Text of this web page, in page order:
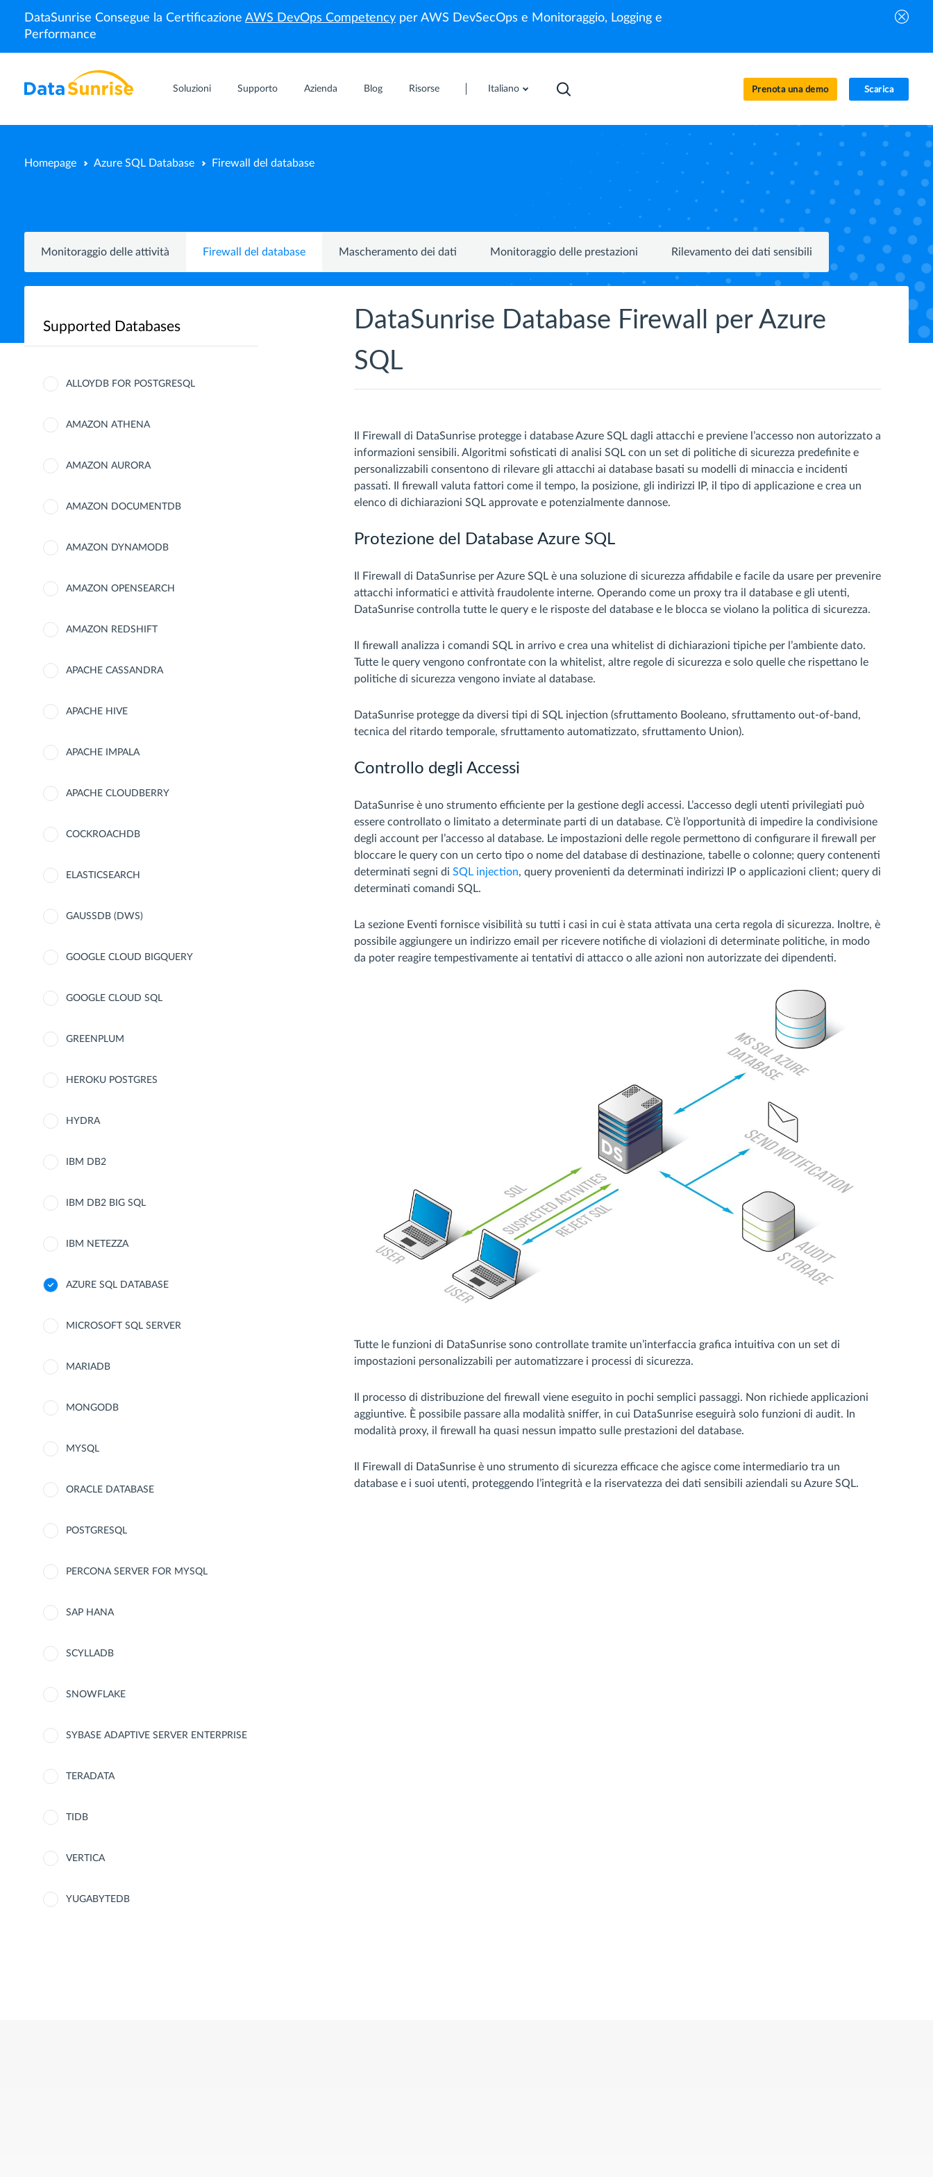
DataSunrise Consegue la Certificazione AWS DevOps Competency per AWS DevSecOps e Monitoraggio, Logging e
Performance
Soluzioni Supporto Azienda Blog Risorse Italiano Prenota una demo Scarica
Homepage Azure SQL Database Firewall del database
Monitoraggio delle attività Firewall del database Mascheramento dei dati Monitoraggio delle prestazioni Rilevamento dei dati sensibili
Supported Databases
ALLOYDB FOR POSTGRESQL
AMAZON ATHENA
AMAZON AURORA
AMAZON DOCUMENTDB
AMAZON DYNAMODB
AMAZON OPENSEARCH
AMAZON REDSHIFT
APACHE CASSANDRA
APACHE HIVE
APACHE IMPALA
APACHE CLOUDBERRY
COCKROACHDB
ELASTICSEARCH
GAUSSDB (DWS)
GOOGLE CLOUD BIGQUERY
GOOGLE CLOUD SQL
GREENPLUM
HEROKU POSTGRES
HYDRA
IBM DB2
IBM DB2 BIG SQL
IBM NETEZZA
AZURE SQL DATABASE
MICROSOFT SQL SERVER
MARIADB
MONGODB
MYSQL
ORACLE DATABASE
POSTGRESQL
PERCONA SERVER FOR MYSQL
SAP HANA
SCYLLADB
SNOWFLAKE
SYBASE ADAPTIVE SERVER ENTERPRISE
TERADATA
TIDB
VERTICA
YUGABYTEDB
DataSunrise Database Firewall per Azure
SQL
Il Firewall di DataSunrise protegge i database Azure SQL dagli attacchi e previene l’accesso non autorizzato a
informazioni sensibili. Algoritmi sofisticati di analisi SQL con un set di politiche di sicurezza predefinite e
personalizzabili consentono di rilevare gli attacchi ai database basati su modelli di minaccia e incidenti
passati. Il firewall valuta fattori come il tempo, la posizione, gli indirizzi IP, il tipo di applicazione e crea un
elenco di dichiarazioni SQL approvate e potenzialmente dannose.
Protezione del Database Azure SQL
Il Firewall di DataSunrise per Azure SQL è una soluzione di sicurezza affidabile e facile da usare per prevenire
attacchi informatici e attività fraudolente interne. Operando come un proxy tra il database e gli utenti,
DataSunrise controlla tutte le query e le risposte del database e le blocca se violano la politica di sicurezza.
Il firewall analizza i comandi SQL in arrivo e crea una whitelist di dichiarazioni tipiche per l’ambiente dato.
Tutte le query vengono confrontate con la whitelist, altre regole di sicurezza e solo quelle che rispettano le
politiche di sicurezza vengono inviate al database.
DataSunrise protegge da diversi tipi di SQL injection (sfruttamento Booleano, sfruttamento out-of-band,
tecnica del ritardo temporale, sfruttamento automatizzato, sfruttamento Union).
Controllo degli Accessi
DataSunrise è uno strumento efficiente per la gestione degli accessi. L’accesso degli utenti privilegiati può
essere controllato o limitato a determinate parti di un database. C’è l’opportunità di impedire la condivisione
degli account per l’accesso al database. Le impostazioni delle regole permettono di configurare il firewall per
bloccare le query con un certo tipo o nome del database di destinazione, tabelle o colonne; query contenenti
determinati segni di SQL injection, query provenienti da determinati indirizzi IP o applicazioni client; query di
determinati comandi SQL.
La sezione Eventi fornisce visibilità su tutti i casi in cui è stata attivata una certa regola di sicurezza. Inoltre, è
possibile aggiungere un indirizzo email per ricevere notifiche di violazioni di determinate politiche, in modo
da poter reagire tempestivamente ai tentativi di attacco o alle azioni non autorizzate dei dipendenti.
Tutte le funzioni di DataSunrise sono controllate tramite un’interfaccia grafica intuitiva con un set di
impostazioni personalizzabili per automatizzare i processi di sicurezza.
Il processo di distribuzione del firewall viene eseguito in pochi semplici passaggi. Non richiede applicazioni
aggiuntive. È possibile passare alla modalità sniffer, in cui DataSunrise eseguirà solo funzioni di audit. In
modalità proxy, il firewall ha quasi nessun impatto sulle prestazioni del database.
Il Firewall di DataSunrise è uno strumento di sicurezza efficace che agisce come intermediario tra un
database e i suoi utenti, proteggendo l’integrità e la riservatezza dei dati sensibili aziendali su Azure SQL.